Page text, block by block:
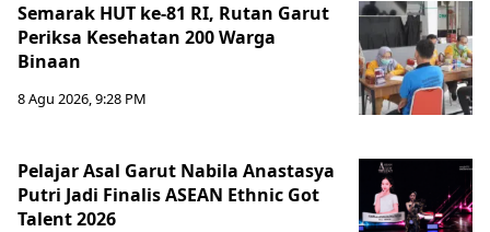
Semarak HUT ke-81 RI, Rutan Garut
Periksa Kesehatan 200 Warga
Binaan
8 Agu 2026, 9:28 PM
Pelajar Asal Garut Nabila Anastasya
Putri Jadi Finalis ASEAN Ethnic Got
Talent 2026